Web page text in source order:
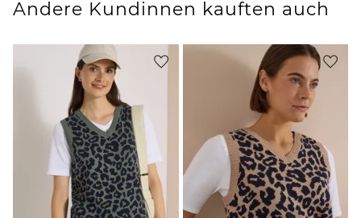
Andere Kundinnen kauften auch